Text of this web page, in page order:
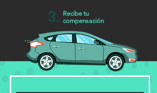
3. Recibe tu
compensación
* Cantidad media estimada